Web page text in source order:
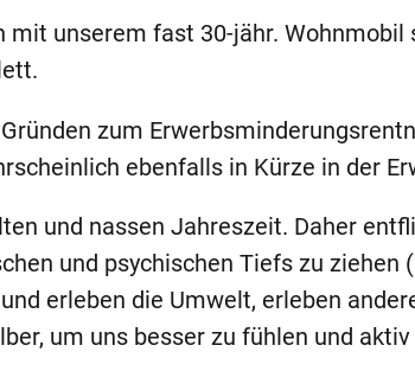
unserem fast 30-jähr. Wohnmobil
zum
ebenfalls in Kürze in der
und nassen Jahreszeit. Daher
und psychischen Tiefs zu ziehen
erleben die Umwelt, erleben
um uns besser zu fühlen und